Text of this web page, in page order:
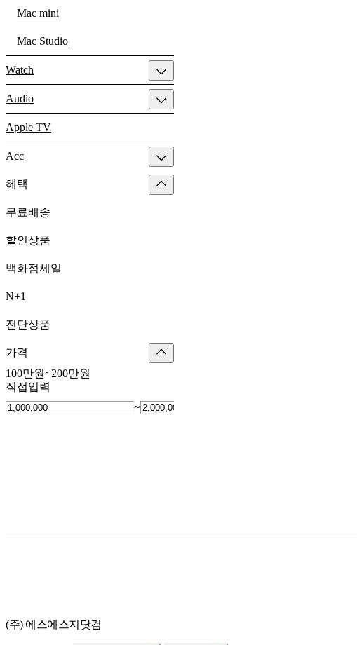
Mac mini
Mac Studio
Watch
Audio
Apple TV
Acc
혜택
무료배송
할인상품
백화점세일
N+1
전단상품
가격
100만원~200만원
직접입력
~
(주) 에스에스지닷컴